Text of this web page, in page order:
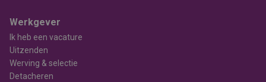
Werkgever
Ik heb een vacature
Uitzenden
Werving & selectie
Detacheren